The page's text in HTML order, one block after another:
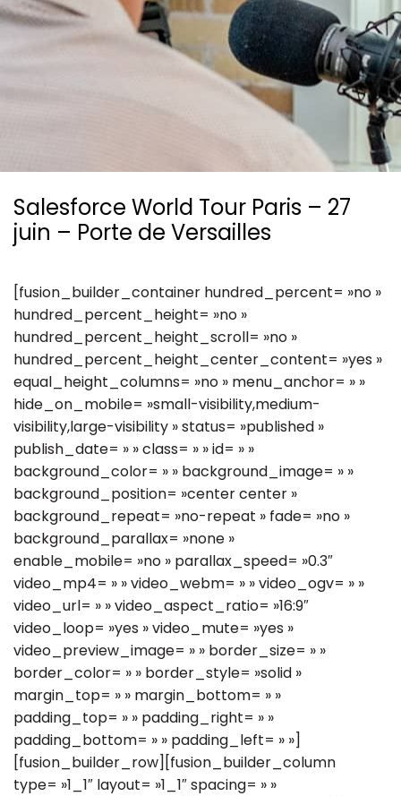
Ressources
Salesforce World Tour Paris – 27
juin – Porte de Versailles
[fusion_builder_container hundred_percent= »no »
hundred_percent_height= »no »
hundred_percent_height_scroll= »no »
hundred_percent_height_center_content= »yes »
equal_height_columns= »no » menu_anchor= » »
hide_on_mobile= »small-visibility,medium-
visibility,large-visibility » status= »published »
publish_date= » » class= » » id= » »
background_color= » » background_image= » »
background_position= »center center »
background_repeat= »no-repeat » fade= »no »
background_parallax= »none »
enable_mobile= »no » parallax_speed= »0.3″
video_mp4= » » video_webm= » » video_ogv= » »
video_url= » » video_aspect_ratio= »16:9″
video_loop= »yes » video_mute= »yes »
video_preview_image= » » border_size= » »
border_color= » » border_style= »solid »
margin_top= » » margin_bottom= » »
padding_top= » » padding_right= » »
padding_bottom= » » padding_left= » »]
[fusion_builder_row][fusion_builder_column
type= »1_1″ layout= »1_1″ spacing= » »